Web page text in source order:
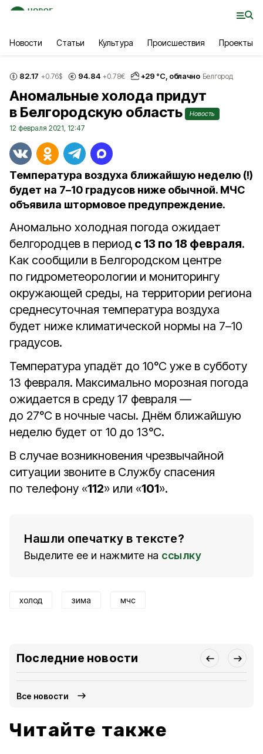
Новости Статьи Культура Происшествия Проекты
82.17 +0.76$ 94.84 +0.78€ +29 °С, облачно Белгород
Аномальные холода придут
в Белгородскую область
Новость
12 февраля 2021, 12:47
Температура воздуха ближайшую неделю (!)
будет на 7–10 градусов ниже обычной. МЧС
объявила штормовое предупреждение.
Аномально холодная погода ожидает
белгородцев в период с 13 по 18 февраля.
Как сообщили в Белгородском центре
по гидрометеорологии и мониторингу
окружающей среды, на территории региона
среднесуточная температура воздуха
будет ниже климатической нормы на 7–10
градусов.
Температура упадёт до 10°С уже в субботу
13 февраля. Максимально морозная погода
ожидается в среду 17 февраля —
до 27°С в ночные часы. Днём ближайшую
неделю будет от 10 до 13°С.
В случае возникновения чрезвычайной
ситуации звоните в Службу спасения
по телефону «112» или «101».
Нашли опечатку в тексте?
Выделите ее и нажмите на ссылку
холод зима мчс
Последние новости
Все новости
Читайте также